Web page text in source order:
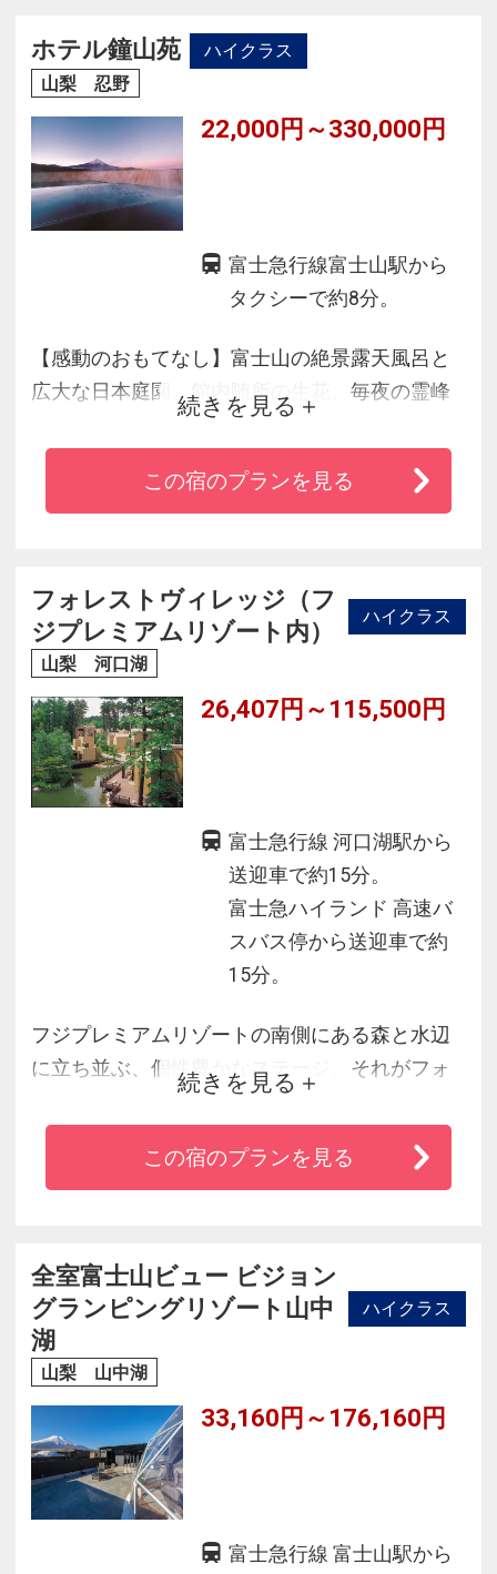
席をお楽しみください
ホテル鐘山苑
ハイクラス
山梨 忍野
22,000円～330,000円
富士急行線富士山駅から
タクシーで約8分。
【感動のおもてなし】富士山の絶景露天風呂と
広大な日本庭園、館内随所の生花、毎夜の霊峰
太鼓ショー、季節のイベント、旬のお料理、サ
ービスも好評です。
続きを見る
この宿のプランを見る
フォレストヴィレッジ（フ
ジプレミアムリゾート内）
ハイクラス
山梨 河口湖
26,407円～115,500円
富士急行線 河口湖駅から
送迎車で約15分。
富士急ハイランド 高速バ
スバス停から送迎車で約
15分。
フジプレミアムリゾートの南側にある森と水辺
に立ち並ぶ、個性豊かなステージ、それがフォ
レストヴィレッジです。各棟、外観デザインが
異なるように同じ間取りやプランのお部屋はひ
とつとしてありません。共通点は日常生活では
覚で、リラックスした一日が過ごせます。
続きを見る
この宿のプランを見る
全室富士山ビュー ビジョン
グランピングリゾート山中
湖
ハイクラス
山梨 山中湖
33,160円～176,160円
富士急行線 富士山駅から